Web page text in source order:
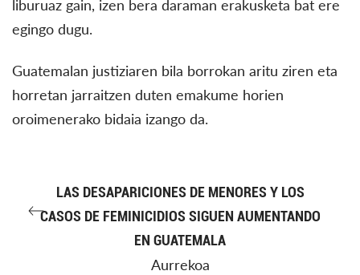
liburuaz gain, izen bera daraman erakusketa bat ere
egingo dugu.
Guatemalan justiziaren bila borrokan aritu ziren eta
horretan jarraitzen duten emakume horien
oroimenerako bidaia izango da.
LAS DESAPARICIONES DE MENORES Y LOS
CASOS DE FEMINICIDIOS SIGUEN AUMENTANDO
EN GUATEMALA
Aurrekoa